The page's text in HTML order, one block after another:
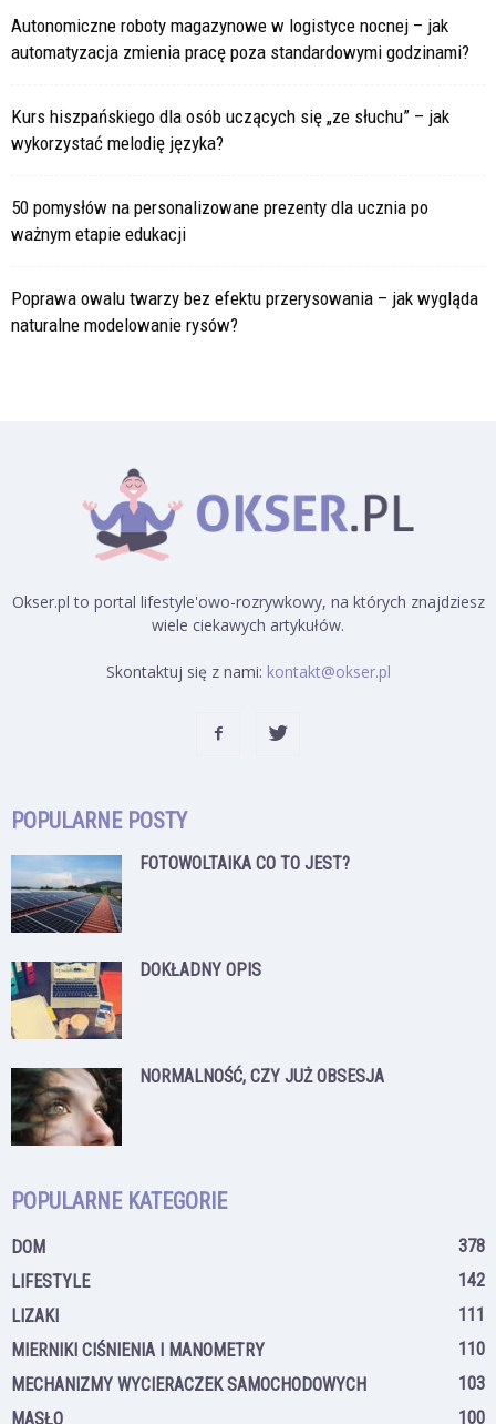
Autonomiczne roboty magazynowe w logistyce nocnej – jak
automatyzacja zmienia pracę poza standardowymi godzinami?
Kurs hiszpańskiego dla osób uczących się „ze słuchu” – jak
wykorzystać melodię języka?
50 pomysłów na personalizowane prezenty dla ucznia po
ważnym etapie edukacji
Poprawa owalu twarzy bez efektu przerysowania – jak wygląda
naturalne modelowanie rysów?
Okser.pl to portal lifestyle'owo-rozrywkowy, na których znajdziesz
wiele ciekawych artykułów.
Skontaktuj się z nami: kontakt@okser.pl
POPULARNE POSTY
FOTOWOLTAIKA CO TO JEST?
DOKŁADNY OPIS
NORMALNOŚĆ, CZY JUŻ OBSESJA
POPULARNE KATEGORIE
DOM
378
LIFESTYLE
142
LIZAKI
111
MIERNIKI CIŚNIENIA I MANOMETRY
110
MECHANIZMY WYCIERACZEK SAMOCHODOWYCH
103
MASŁO
100